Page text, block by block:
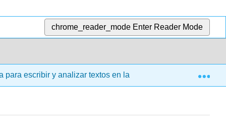
chrome_reader_mode Enter Reader Mode
para escribir y analizar textos en la universidad (Mills)